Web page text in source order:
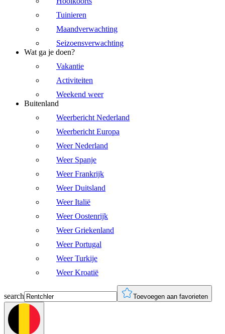
Tuinieren
Maandverwachting
Seizoensverwachting
Wat ga je doen?
Vakantie
Activiteiten
Weekend weer
Buitenland
Weerbericht Nederland
Weerbericht Europa
Weer Nederland
Weer Spanje
Weer Frankrijk
Weer Duitsland
Weer Italië
Weer Oostenrijk
Weer Griekenland
Weer Portugal
Weer Turkije
Weer Kroatië
search Toevoegen aan favorieten